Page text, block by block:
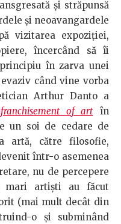
şi străpunsă
şi neoavangardele
vizitarea expoziţiei,
încercând să îi
în zarva unei
când vine vorba
Arthur Danto a
of artîn
un soi de cedare de
artă, către filosofie,
într-o asemenea
nu de percepere
mari artişti au făcut
(mai mult decât din
o şi subminând